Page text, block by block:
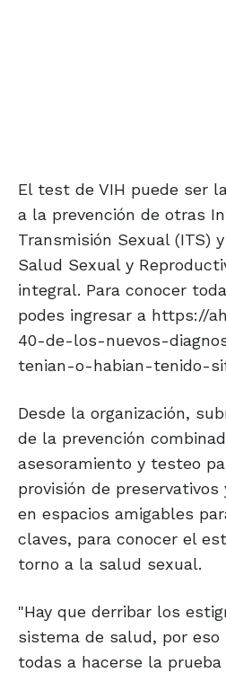
El test de VIH puede ser
a la prevención de otras
Transmisión Sexual (ITS)
Salud Sexual y
integral. Para conocer
podes ingresar a https://
40-de-los-nuevos-
tenian-o-habian-tenido-
Desde la organización,
de la prevención
asesoramiento y testeo
provisión de
en espacios amigables
claves, para conocer el
torno a la salud sexual.
"Hay que derribar los
sistema de salud, por
todas a hacerse la